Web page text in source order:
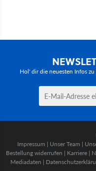
Hol' dir die neuesten Infos
Impressum | Unser Team |
Bestellung widerrufen | Karriere |
Mediadaten |